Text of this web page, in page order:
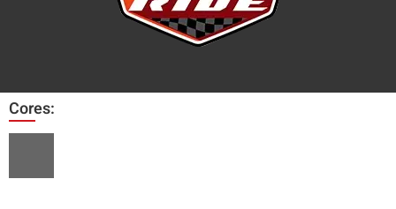
Cores: